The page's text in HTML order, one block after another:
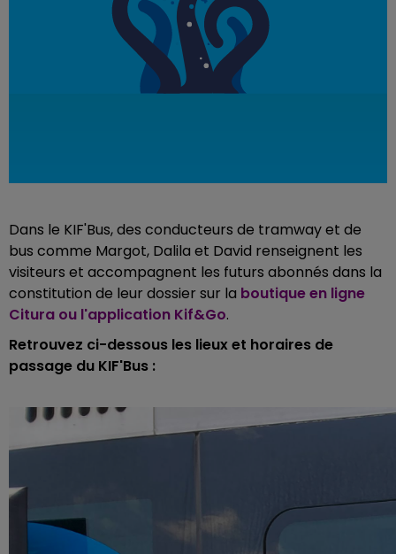
Dans le KIF'Bus, des conducteurs de tramway et de
bus comme Margot, Dalila et David renseignent les
visiteurs et accompagnent les futurs abonnés dans la
constitution de leur dossier sur la boutique en ligne
Citura ou l'application Kif&Go.
Retrouvez ci-dessous les lieux et horaires de
passage du KIF'Bus :